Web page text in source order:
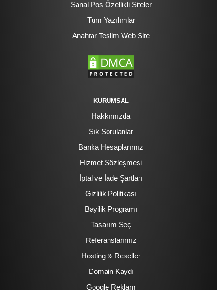
Sanal Pos Özellikli Siteler
Tüm Yazılımlar
Anahtar Teslim Web Site
KURUMSAL
Hakkımızda
Sık Sorulanlar
Banka Hesaplarımız
Hizmet Sözleşmesi
İptal ve İade Şartları
Gizlilik Politikası
Bayilik Programı
Tasarım Seç
Referanslarımız
Hosting & Reseller
Domain Kaydı
Google Reklam